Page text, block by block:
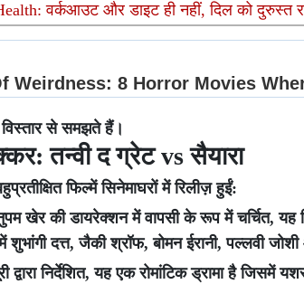
वर्कआउट और डाइट ही नहीं, दिल को
विस्तार से समझते हैं।
तन्वी द ग्रेट vs सैयारा
फिल्में सिनेमाघरों में रिलीज़ हुईं:
खेर की डायरेक्शन में वापसी के रूप में चर्चित,
शुभांगी दत्त, जैकी श्रॉफ, बोमन ईरानी, पल्लवी
द्वारा निर्देशित, यह एक रोमांटिक ड्रामा है